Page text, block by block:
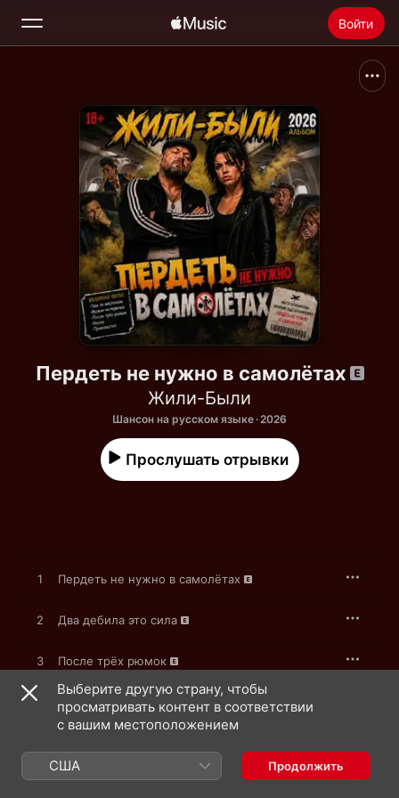
Войти
Главная
Радио
Установить Apple Music
Пердеть не нужно в самолётах
Жили-Были
Шансон на русском языке · 2026
Прослушать отрывки
1 Пердеть не нужно в самолётах
2 Два дебила это сила
3 После трёх рюмок
4 Я старею, девки
6 Эти дни
Выберите другую страну, чтобы
просматривать контент в соответствии
с вашим местоположением
США Продолжить